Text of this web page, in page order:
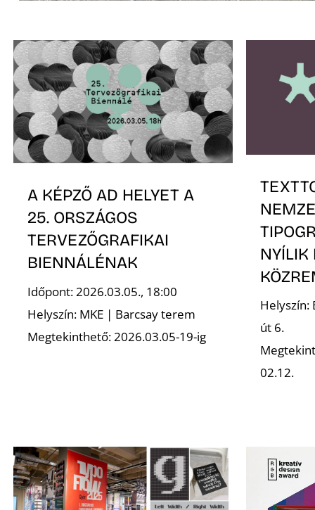
A KÉPZŐ AD HELYET A
25. ORSZÁGOS
TERVEZŐGRAFIKAI
BIENNÁLÉNAK
Időpont: 2026.03.05., 18:00
Helyszín: MKE | Barcsay terem
Megtekinthető: 2026.03.05-19-ig
NYÍLIK
Helyszín:
út 6.
02.12.